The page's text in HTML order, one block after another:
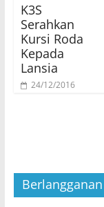
K3S
Serahkan
Kursi Roda
Kepada
Lansia
24/12/2016